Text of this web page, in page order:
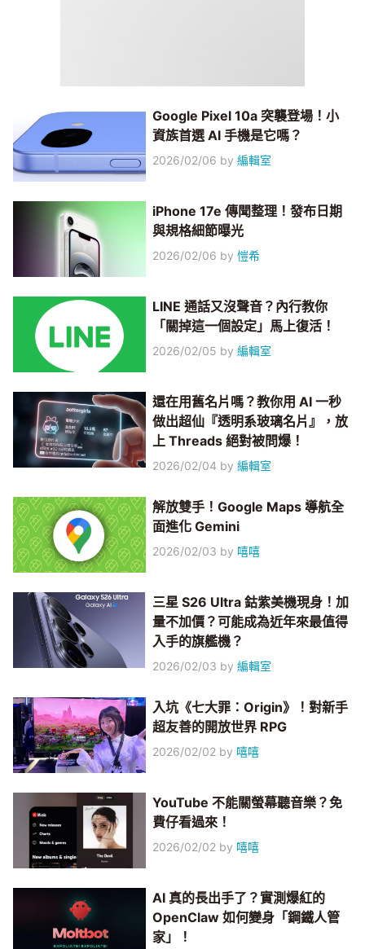
Google Pixel 10a 突襲登場！小
資族首選 AI 手機是它嗎？
2026/02/06 by編輯室
iPhone 17e 傳聞整理！發布日期
與規格細節曝光
2026/02/06 by愷希
LINE 通話又沒聲音？內行教你
「關掉這一個設定」馬上復活！
2026/02/05 by編輯室
還在用舊名片嗎？教你用 AI 一秒
做出超仙『透明系玻璃名片』，放
上 Threads 絕對被問爆！
2026/02/04 by編輯室
解放雙手！Google Maps 導航全
面進化 Gemini
2026/02/03 by 嘻嘻
三星 S26 Ultra 鈷紫美機現身！加
量不加價？可能成為近年來最值得
入手的旗艦機？
2026/02/03 by編輯室
入坑《七大罪：Origin》！對新手
超友善的開放世界 RPG
2026/02/02 by 嘻嘻
YouTube 不能關螢幕聽音樂？免
費仔看過來！
2026/02/02 by 嘻嘻
AI 真的長出手了？實測爆紅的
OpenClaw 如何變身「鋼鐵人管
家」！